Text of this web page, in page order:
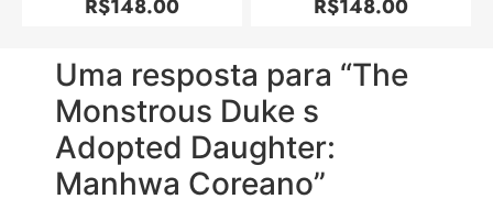
de
R$148.00
de
R$148.00
Uma resposta para “The
Monstrous Duke s
Adopted Daughter:
Manhwa Coreano”